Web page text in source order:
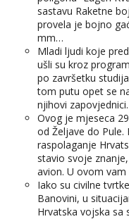
sastavu Raketne
provela je bojno
mm…
Mladi ljudi koje
ušli su kroz
po završetku
tom putu opet se
njihovi zapovjednici.
Ovog je mjeseca
od Željave do Pule.
raspolaganje
stavio svoje
avion. U ovom
Iako su civilne
Banovini, u
Hrvatska vojska